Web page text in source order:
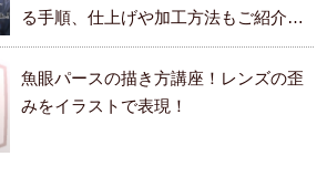
る手順、仕上げや加工方法もご紹介し
ます。
魚眼パースの描き方講座！レンズの歪
みをイラストで表現！